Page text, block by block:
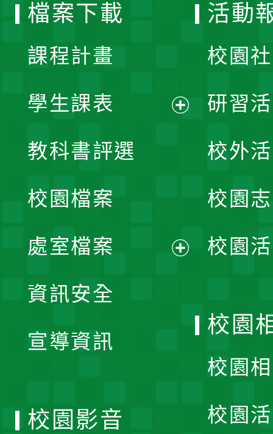
檔案下載
課程計畫
學生課表
單
教科書評選
校園檔案
處室檔案
資訊安全
宣導資訊
活動
校園
研習
校外
校園
校園
校園
校園
校園
校園影音